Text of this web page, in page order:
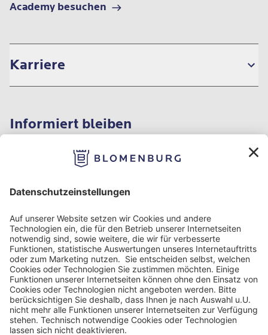
Academy besuchen
Karriere
Informiert bleiben
Impressum
Datenschutzinformation
Nutzungsbedingungen
Barrierefreiheit